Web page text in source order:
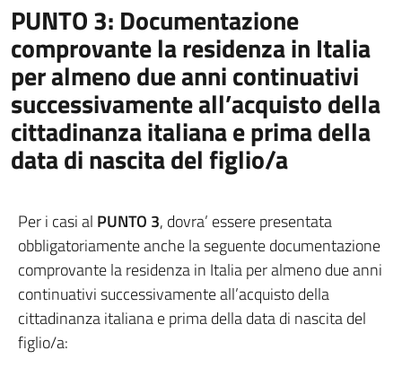
PUNTO 3: Documentazione
comprovante la residenza in Italia
per almeno due anni continuativi
successivamente all’acquisto della
cittadinanza italiana e prima della
data di nascita del figlio/a
Per i casi al PUNTO 3, dovra’ essere presentata
obbligatoriamente anche la seguente documentazione
comprovante la residenza in Italia per almeno due anni
continuativi successivamente all’acquisto della
cittadinanza italiana e prima della data di nascita del
figlio/a: